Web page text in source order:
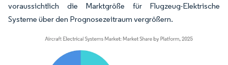
voraussichtlich die Marktgröße für Flugzeug-Elektrische
Systeme über den Prognosezeitraum vergrößern.